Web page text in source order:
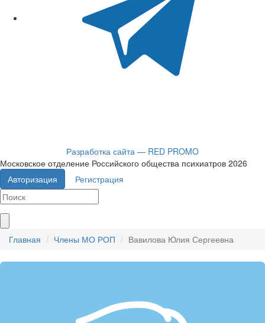
Разработка сайта — RED PROMO
Московское отделение Российского общества психиатров 2026
Авторизация
Регистрация
Главная Члены МО РОП Вавилова Юлия Сергеевна